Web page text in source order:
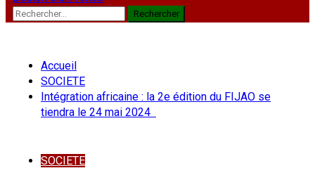
Rechercher :
Accueil
SOCIETE
Intégration africaine : la 2e édition du FIJAO se
tiendra le 24 mai 2024
SOCIETE